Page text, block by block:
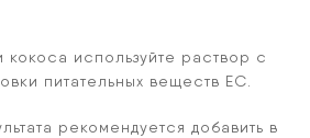
используйте раствор с
питательных веществ EC.
рекомендуется добавить в